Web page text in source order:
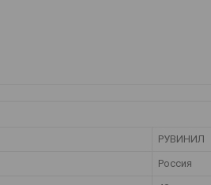
РУВИНИЛ
Россия